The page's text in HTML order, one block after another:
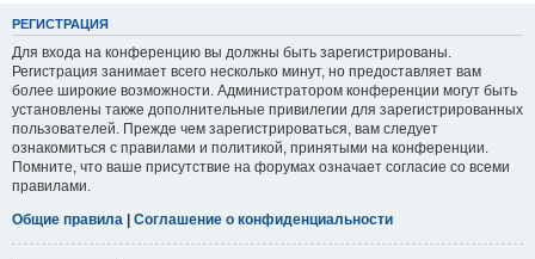
РЕГИСТРАЦИЯ
Для входа на конференцию вы должны быть зарегистрированы.
Регистрация занимает всего несколько минут, но предоставляет вам
более широкие возможности. Администратором конференции могут быть
установлены также дополнительные привилегии для зарегистрированных
пользователей. Прежде чем зарегистрироваться, вам следует
ознакомиться с правилами и политикой, принятыми на конференции.
Помните, что ваше присутствие на форумах означает согласие со всеми
правилами.
Общие правила | Соглашение о конфиденциальности